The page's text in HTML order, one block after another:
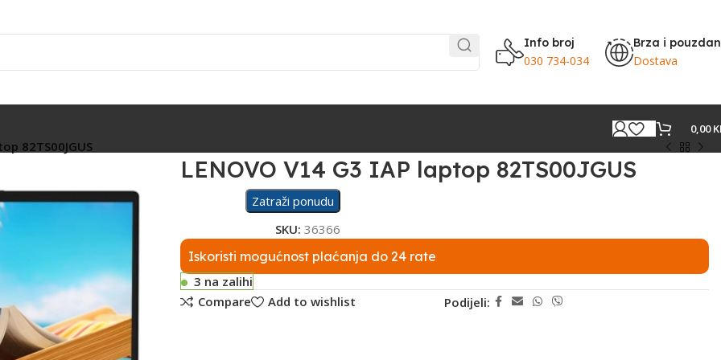
Info broj
030 734-034
Brza i
Dostava
0,00
82TS00JGUS
LENOVO V14 G3 IAP laptop 82TS00JGUS
Zatraži ponudu
SKU: 36366
Iskoristi mogućnost plaćanja do 24 rate
3 na zalihi
Compare
Add to wishlist Podijeli: